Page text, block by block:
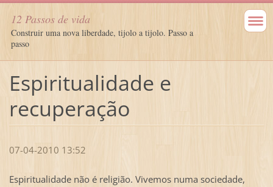
12 Passos de vida
Construir uma nova liberdade, tijolo a tijolo. Passo a
passo
Espiritualidade e
recuperação
07-04-2010 13:52
Espiritualidade não é religião. Vivemos numa sociedade,